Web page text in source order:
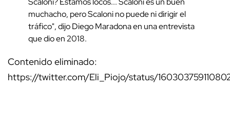
muchacho, pero Scaloni no puede ni dirigir el
tráfico", dijo Diego Maradona en una entrevista
que dio en 2018.
Contenido eliminado:
https://twitter.com/Eli_Piojo/status/